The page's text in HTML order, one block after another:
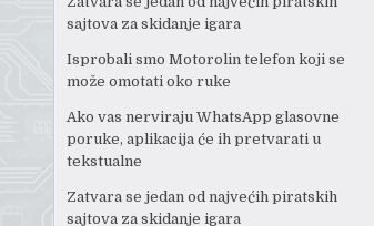
sajtova za skidanje igara
Isprobali smo Motorolin telefon koji se
može omotati oko ruke
Ako vas nerviraju WhatsApp glasovne
poruke, aplikacija će ih pretvarati u
tekstualne
Zatvara se jedan od najvećih piratskih
sajtova za skidanje igara